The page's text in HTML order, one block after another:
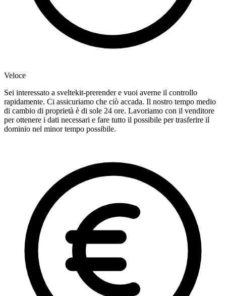
Veloce
Sei interessato a sveltekit-prerender e vuoi averne il controllo
rapidamente. Ci assicuriamo che ciò accada. Il nostro tempo medio
di cambio di proprietà è di sole 24 ore. Lavoriamo con il venditore
per ottenere i dati necessari e fare tutto il possibile per trasferire il
dominio nel minor tempo possibile.